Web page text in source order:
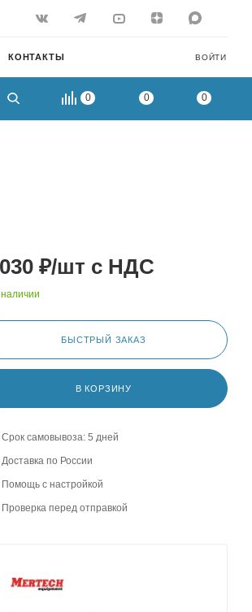
ВОЙТИ
КОНТАКТЫ
0 0 0
₽/шт с НДС
БЫСТРЫЙ ЗАКАЗ
В КОРЗИНУ
Срок самовывоза: 5 дней
Доставка по России
Помощь с настройкой
Проверка перед отправкой